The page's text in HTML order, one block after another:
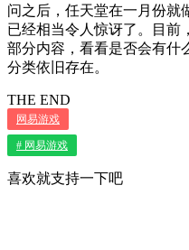
问之后，任天堂在一月份就
已经相当令人惊讶了。目前
部分内容，看看是否会有什
分类依旧存在。
THE END
网易游戏
# 网易游戏
喜欢就支持一下吧